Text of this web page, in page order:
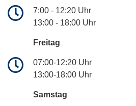
7:00 - 12:20 Uhr
13:00 - 18:00 Uhr
Freitag
07:00-12:20 Uhr
13:00-18:00 Uhr
Samstag